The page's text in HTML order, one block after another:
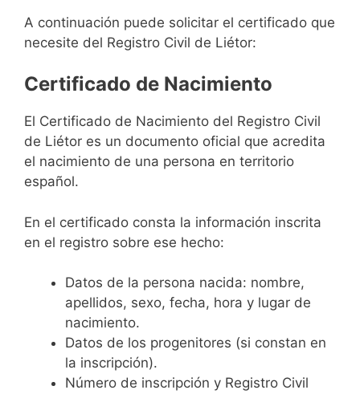
A continuación puede solicitar el certificado que
necesite del Registro Civil de Liétor:
Certificado de Nacimiento
El Certificado de Nacimiento del Registro Civil
de Liétor es un documento oficial que acredita
el nacimiento de una persona en territorio
español.
En el certificado consta la información inscrita
en el registro sobre ese hecho:
Datos de la persona nacida: nombre,
apellidos, sexo, fecha, hora y lugar de
nacimiento.
Datos de los progenitores (si constan en
la inscripción).
Número de inscripción y Registro Civil